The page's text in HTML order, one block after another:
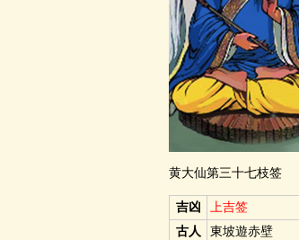
黄大仙第三十七枝签
吉凶
上吉签
古人
東坡遊赤壁